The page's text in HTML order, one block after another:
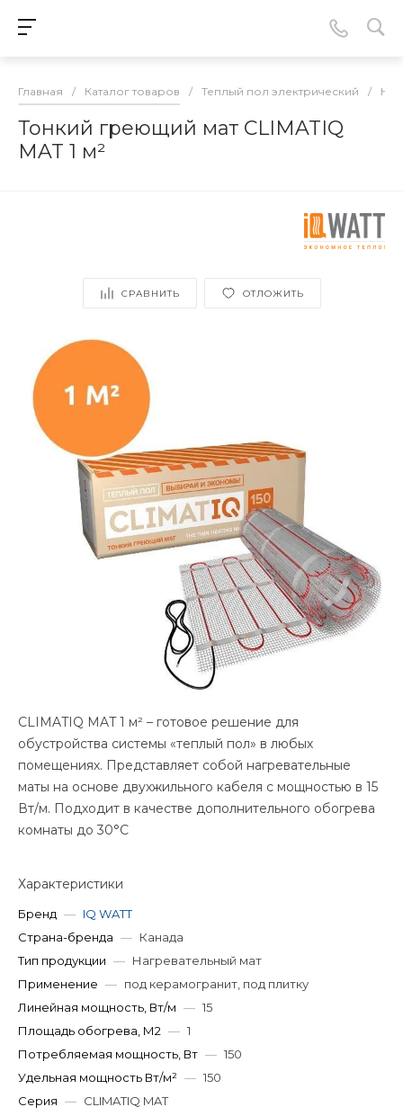
Главная / Каталог товаров / Теплый пол электрический /
Тонкий греющий мат CLIMATIQ
MAT 1 м²
СРАВНИТЬ ОТЛОЖИТЬ
CLIMATIQ MAT 1 м² – готовое решение для
обустройства системы «теплый пол» в любых
помещениях. Представляет собой нагревательные
маты на основе двухжильного кабеля с мощностью в 15
Вт/м. Подходит в качестве дополнительного обогрева
комнаты до 30°С
Характеристики
Бренд — IQ WATT
Страна-бренда — Канада
Тип продукции — Нагревательный мат
Применение — под керамогранит, под плитку
Линейная мощность, Вт/м — 15
Площадь обогрева, М2 — 1
Потребляемая мощность, Вт — 150
Удельная мощность Вт/м² — 150
Серия — CLIMATIQ MAT